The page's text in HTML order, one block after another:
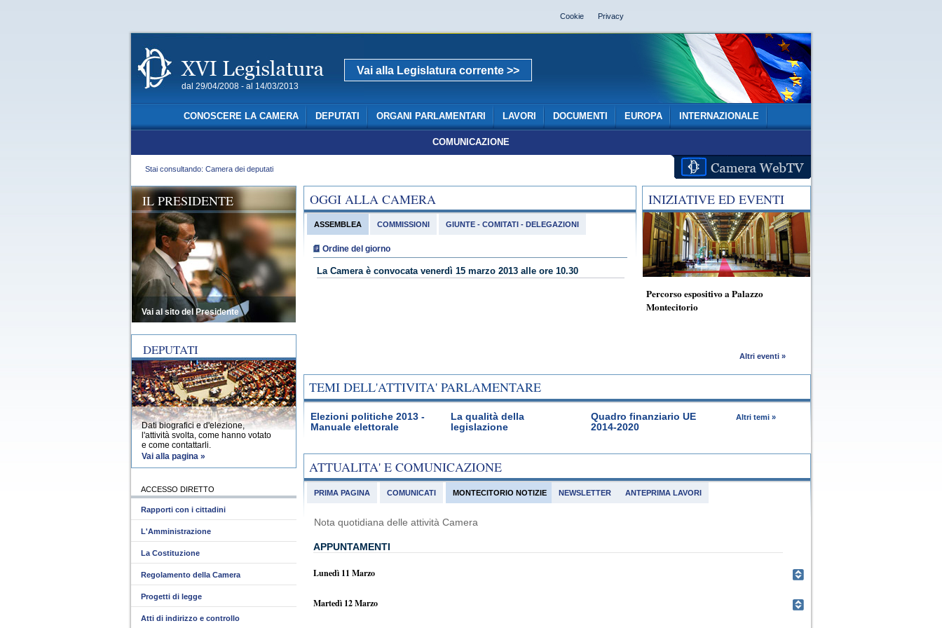
Cookie Privacy
dal 29/04/2008 - al 14/03/2013
Vai alla Legislatura corrente >>
CONOSCERE LA CAMERA DEPUTATI ORGANI PARLAMENTARI LAVORI DOCUMENTI EUROPA INTERNAZIONALE
COMUNICAZIONE
Stai consultando: Camera dei deputati
OGGI ALLA CAMERA
ASSEMBLEA
Ordine del giorno
La Camera è convocata venerdì 15 marzo 2013 alle ore 10.30
COMMISSIONI GIUNTE - COMITATI - DELEGAZIONI
INIZIATIVE ED EVENTI
Percorso espositivo a Palazzo
Montecitorio
Altri eventi »
TEMI DELL'ATTIVITA' PARLAMENTARE
Elezioni politiche 2013 -
Manuale elettorale
La qualità della
legislazione
Quadro finanziario UE
2014-2020
Altri temi »
ATTUALITA' E COMUNICAZIONE
PRIMA PAGINA COMUNICATI MONTECITORIO NOTIZIE
Nota quotidiana delle attività Camera
APPUNTAMENTI
Lunedì 11 Marzo
Martedì 12 Marzo
ANTEPRIMA LAVORI
NEWSLETTER
IL PRESIDENTE
Vai al sito del Presidente
DEPUTATI
Dati biografici e d'elezione,
l'attività svolta, come hanno votato
e come contattarli.
Vai alla pagina »
ACCESSO DIRETTO
Rapporti con i cittadini
L'Amministrazione
La Costituzione
Regolamento della Camera
Progetti di legge
Atti di indirizzo e controllo